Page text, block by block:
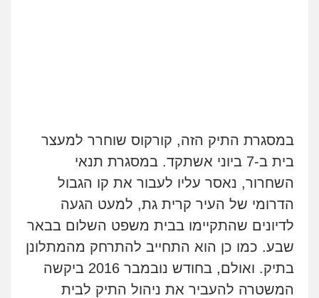
במסגרת התיק הזה, קורקוס שוחרר למעצר
בית ב-7 ביוני אשתקד. במסגרת תנאי
השחרור, נאסר עליו לעבור את קו הגבול
הדרומי של העיר קרית גת, למעט הגעה
לדיונים שהתקיימו בבית משפט השלום בבאר
שבע. כמו כן הוא התחייב להתרחק מהמתלונן
בתיק. ואולם, בחודש נובמבר 2016 ביקשה
המשטרה להעביר את ניהול התיק לבית